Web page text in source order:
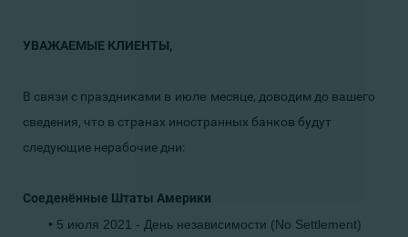
УВАЖАЕМЫЕ КЛИЕНТЫ,
В связи с праздниками в июле месяце доводим до вашего
сведения, что в странах иностранных банков будут
следующие нерабочие дни:
Соеденённые Штаты Америки
• 5 июля 2021 - День независимости (No Settlement)